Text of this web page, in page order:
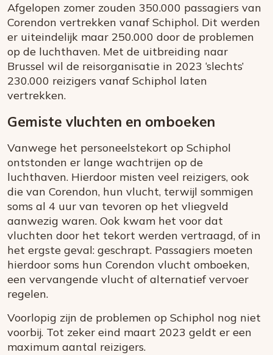
Afgelopen zomer zouden 350.000 passagiers van
Corendon vertrekken vanaf Schiphol. Dit werden
er uiteindelijk maar 250.000 door de problemen
op de luchthaven. Met de uitbreiding naar
Brussel wil de reisorganisatie in 2023 ‘slechts’
230.000 reizigers vanaf Schiphol laten
vertrekken.
Gemiste vluchten en omboeken
Vanwege het personeelstekort op Schiphol
ontstonden er lange wachtrijen op de
luchthaven. Hierdoor misten veel reizigers, ook
die van Corendon, hun vlucht, terwijl sommigen
soms al 4 uur van tevoren op het vliegveld
aanwezig waren. Ook kwam het voor dat
vluchten door het tekort werden vertraagd, of in
het ergste geval: geschrapt. Passagiers moeten
hierdoor soms hun Corendon vlucht omboeken,
een vervangende vlucht of alternatief vervoer
regelen.
Voorlopig zijn de problemen op Schiphol nog niet
voorbij. Tot zeker eind maart 2023 geldt er een
maximum aantal reizigers.